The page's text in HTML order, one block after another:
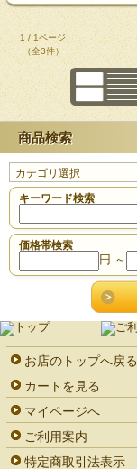
1 / 1ページ
（全3件）
商品検索
キーワード検索
価格帯検索
円 ～
お店のトップへ戻る
カートを見る
マイページへ
ご利用案内
特定商取引法表示